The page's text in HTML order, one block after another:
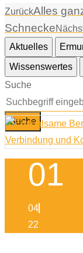
ZurückAlles
Schnecke
Aktuelles
Wissenswertes
Suche
Suche
01
04
22